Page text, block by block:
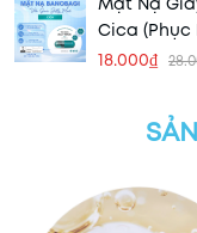
Cica (Phục
18.000₫